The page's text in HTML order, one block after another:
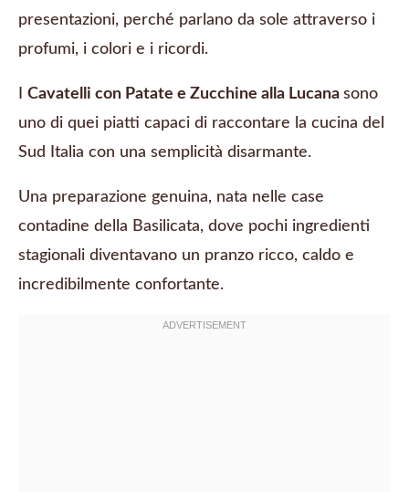
presentazioni, perché parlano da sole attraverso i
profumi, i colori e i ricordi.
Cavatelli con Patate e Zucchine alla Lucana sono
uno di quei piatti capaci di raccontare la cucina del
Sud Italia con una semplicità disarmante.
Una preparazione genuina, nata nelle case
contadine della Basilicata, dove pochi ingredienti
stagionali diventavano un pranzo ricco, caldo e
incredibilmente confortante.